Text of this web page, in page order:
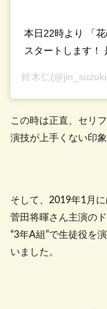
本日22時より 「
スタートします！
鈴木仁
この時は正直、セリ
演技が上手くない印
そして、2019年1月に
菅田将暉さん主演の
“3年A組”で生徒役を
いました。